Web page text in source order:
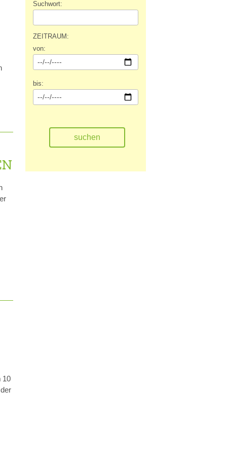
10
Suchwort:
ZEITRAUM:
von:
bis: